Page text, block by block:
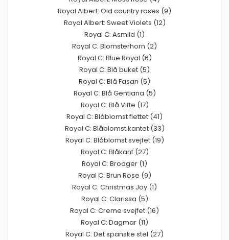
Royal Albert: Old country roses (9)
Royal Albert: Sweet Violets (12)
Royal C: Asmild (1)
Royal C: Blomsterhorn (2)
Royal C: Blue Royal (6)
Royal C: Blå buket (5)
Royal C: Blå Fasan (5)
Royal C: Blå Gentiana (5)
Royal C: Blå Vifte (17)
Royal C: Blåblomst flettet (41)
Royal C: Blåblomst kantet (33)
Royal C: Blåblomst svejfet (19)
Royal C: Blåkant (27)
Royal C: Broager (1)
Royal C: Brun Rose (9)
Royal C: Christmas Joy (1)
Royal C: Clarissa (5)
Royal C: Creme svejfet (16)
Royal C: Dagmar (11)
Royal C: Det spanske stel (27)